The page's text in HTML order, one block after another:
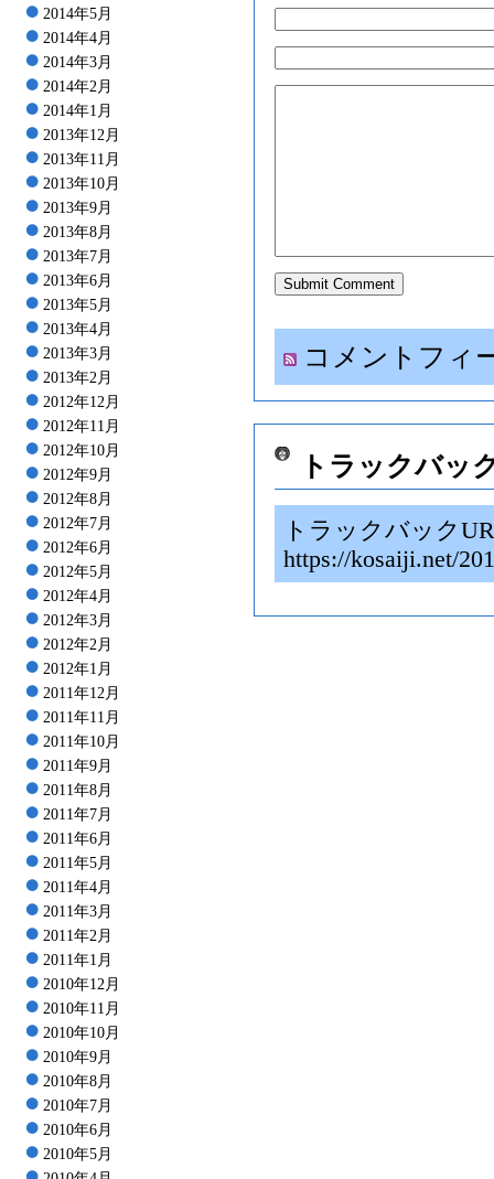
2014年5月
2014年4月
2014年3月
2014年2月
2014年1月
2013年12月
2013年11月
2013年10月
2013年9月
2013年8月
2013年7月
2013年6月
2013年5月
2013年4月
2013年3月
2013年2月
2012年12月
2012年11月
2012年10月
2012年9月
2012年8月
2012年7月
2012年6月
2012年5月
2012年4月
2012年3月
2012年2月
2012年1月
2011年12月
2011年11月
2011年10月
2011年9月
2011年8月
2011年7月
2011年6月
2011年5月
2011年4月
2011年3月
2011年2月
2011年1月
2010年12月
2010年11月
2010年10月
2010年9月
2010年8月
2010年7月
2010年6月
2010年5月
コメントフィ
トラックバッ
トラックバック
https://kosaiji.net/